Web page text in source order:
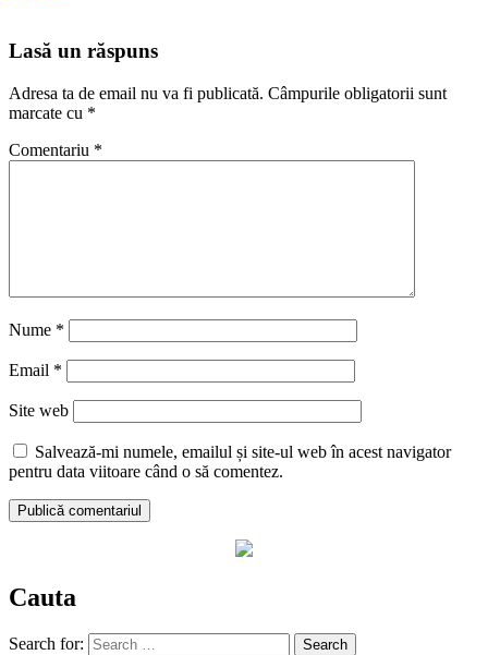
Lasă un răspuns
Adresa ta de email nu va fi publicată. Câmpurile obligatorii sunt
marcate cu *
Comentariu *
Nume *
Email *
Site web
Salvează-mi numele, emailul și site-ul web în acest navigator
pentru data viitoare când o să comentez.
Cauta
Search for: